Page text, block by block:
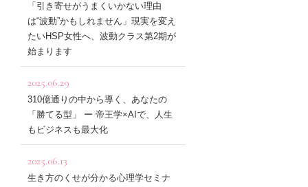
「引き寄せがうまくいかない理由
は“波動”かもしれません」現実を変え
たいHSP女性へ、波動クラス第2期が
始まります
2025.06.29
310億通りの中から導く、あなたの
「勝てる型」 ー 帝王学×AIで、人生
もビジネスも最大化
2025.06.13
生き方のくせが分かる心理学セミナ